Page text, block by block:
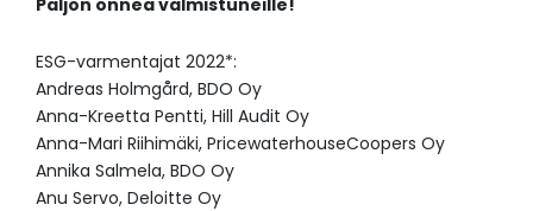
Paljon onnea valmistuneille!
ESG-varmentajat 2022*:
Andreas Holmgård, BDO Oy
Anna-Kreetta Pentti, Hill Audit Oy
Anna-Mari Riihimäki, PricewaterhouseCoopers Oy
Annika Salmela, BDO Oy
Anu Servo, Deloitte Oy